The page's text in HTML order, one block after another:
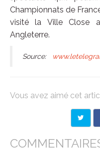
Championnats de
visité la Ville Close
Angleterre.
Source:
Vous avez aimé cet